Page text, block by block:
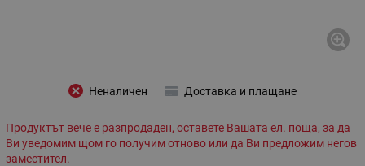
Неналичен Доставка и плащане
Продуктът вече е разпродаден, оставете Вашата ел. поща, за да
Ви уведомим щом го получим отново или да Ви предложим негов
заместител.